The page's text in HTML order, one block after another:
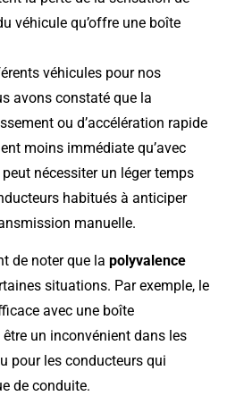
véhicule qu’offre une boîte
véhicules pour nos
avons constaté que la
ou d’accélération rapide
moins immédiate qu’avec
nécessiter un léger temps
habitués à anticiper
manuelle.
de noter que la polyvalence
situations. Par exemple, le
avec une boîte
un inconvénient dans les
pour les conducteurs qui
de conduite.